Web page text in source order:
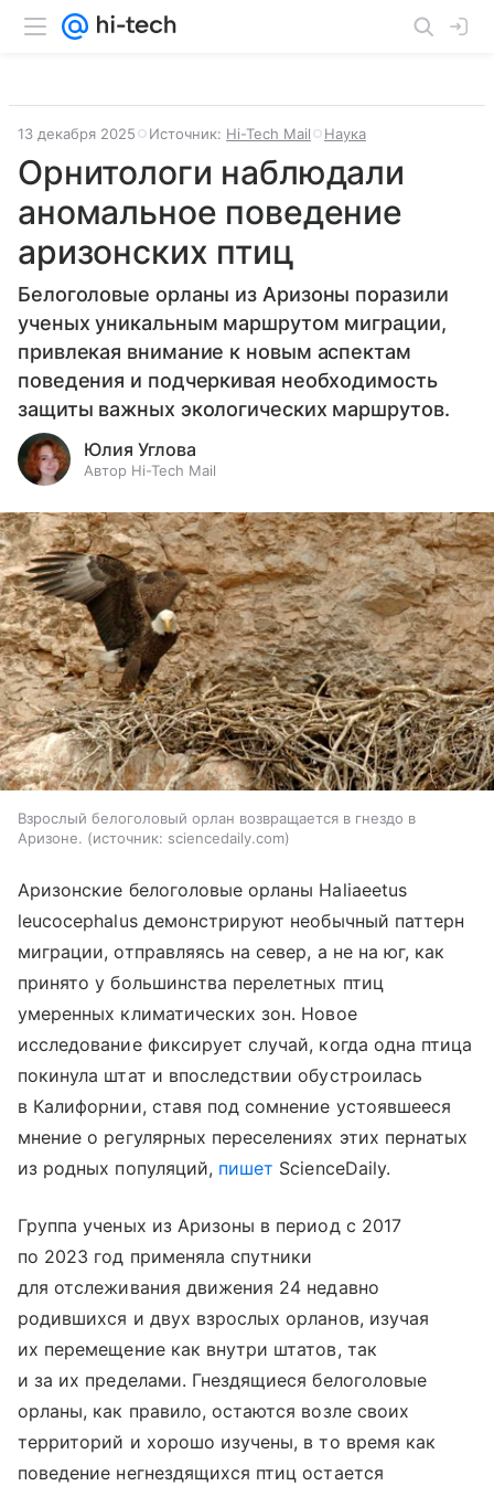
13 декабря 2025 Источник: Hi-Tech Mail Наука
Орнитологи наблюдали
аномальное поведение
аризонских птиц
Белоголовые орланы из Аризоны поразили
ученых уникальным маршрутом миграции,
привлекая внимание к новым аспектам
поведения и подчеркивая необходимость
защиты важных экологических маршрутов.
Юлия Углова
Автор Hi-Tech Mail
Взрослый белоголовый орлан возвращается в гнездо в
Аризоне.
источник: sciencedaily.com
Аризонские белоголовые орланы Haliaeetus
leucocephalus демонстрируют необычный паттерн
миграции, отправляясь на север, а не на юг, как
принято у большинства перелетных птиц
умеренных климатических зон. Новое
исследование фиксирует случай, когда одна птица
покинула штат и впоследствии обустроилась
в Калифорнии, ставя под сомнение устоявшееся
мнение о регулярных переселениях этих пернатых
из родных популяций, пишет ScienceDaily.
Группа ученых из Аризоны в период с 2017
по 2023 год применяла спутники
для отслеживания движения 24 недавно
родившихся и двух взрослых орланов, изучая
их перемещение как внутри штатов, так
и за их пределами. Гнездящиеся белоголовые
орланы, как правило, остаются возле своих
территорий и хорошо изучены, в то время как
поведение негнездящихся птиц остается